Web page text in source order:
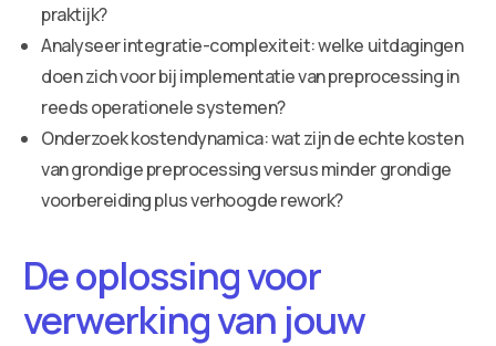
praktijk?
Analyseer integratie-complexiteit: welke uitdagingen
doen zich voor bij implementatie van preprocessing in
reeds operationele systemen?
Onderzoek kostendynamica: wat zijn de echte kosten
van grondige preprocessing versus minder grondige
voorbereiding plus verhoogde rework?
De oplossing voor
verwerking van jouw